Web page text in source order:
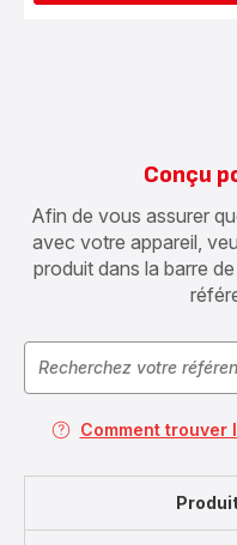
Conçu
Afin de vous assurer
avec votre appareil,
produit dans la barre
Comment trouver